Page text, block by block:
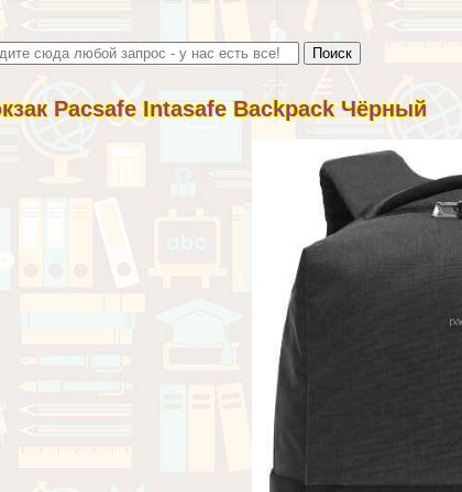
Pacsafe Intasafe Backpack Чёрный